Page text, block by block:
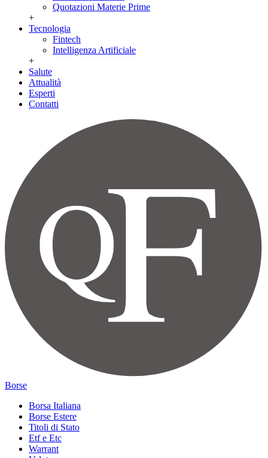
Quotazioni Materie Prime
+
Tecnologia
Fintech
Intelligenza Artificiale
+
Salute
Attualità
Esperti
Contatti
Borse
Borsa Italiana
Borse Estere
Titoli di Stato
Etf e Etc
Warrant